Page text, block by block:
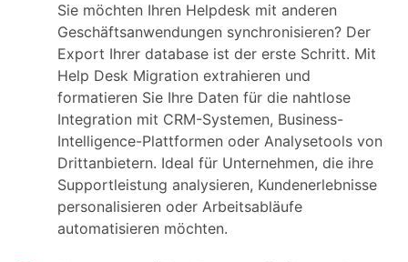
Sie möchten Ihren Helpdesk mit anderen
Geschäftsanwendungen synchronisieren? Der
Export Ihrer database ist der erste Schritt. Mit
Help Desk Migration extrahieren und
formatieren Sie Ihre Daten für die nahtlose
Integration mit CRM-Systemen, Business-
Intelligence-Plattformen oder Analysetools von
Drittanbietern. Ideal für Unternehmen, die ihre
Supportleistung analysieren, Kundenerlebnisse
personalisieren oder Arbeitsabläufe
automatisieren möchten.